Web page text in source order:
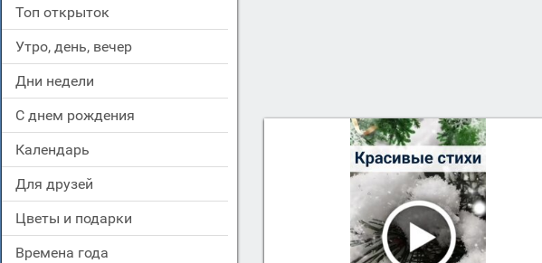
Топ открыток
утро, день, вечер
дни недели
c днем рождения
Календарь
для друзей
цветы и подарки
времена года